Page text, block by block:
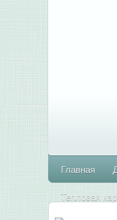
Главная
Тепловая